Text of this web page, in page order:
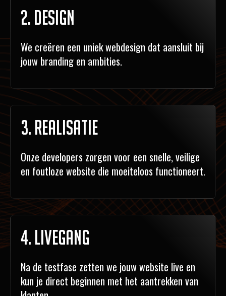
2. Design
We creëren een uniek webdesign dat aansluit bij
jouw branding en ambities.
3. Realisatie
Onze developers zorgen voor een snelle, veilige
en foutloze website die moeiteloos functioneert.
4. Livegang
Na de testfase zetten we jouw website live en
kun je direct beginnen met het aantrekken van